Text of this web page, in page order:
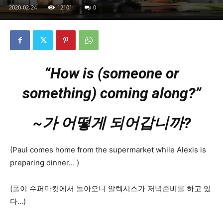
2020-02-24 12101 0
“How is (someone or
something) coming along?”
~가 어떻게 되어갑니까?
(Paul comes home from the supermarket while Alexis is
preparing dinner… )
(폴이 수퍼마킷에서 돌아오니 알렉시스가 저녁준비를 하고 있
다…)